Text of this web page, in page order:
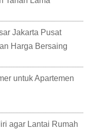
Jakarta Pusat
Harga Bersaing
untuk Apartemen
agar Lantai Rumah